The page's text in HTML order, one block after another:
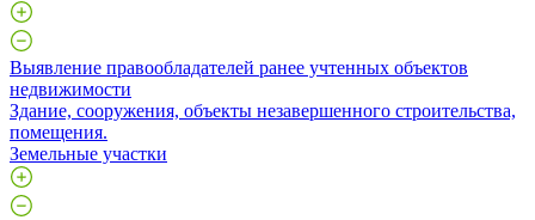
Выявление правообладателей ранее учтенных объектов
недвижимости
​Здание, сооружения, объекты незавершенного строительства,
помещения.
Земельные участки